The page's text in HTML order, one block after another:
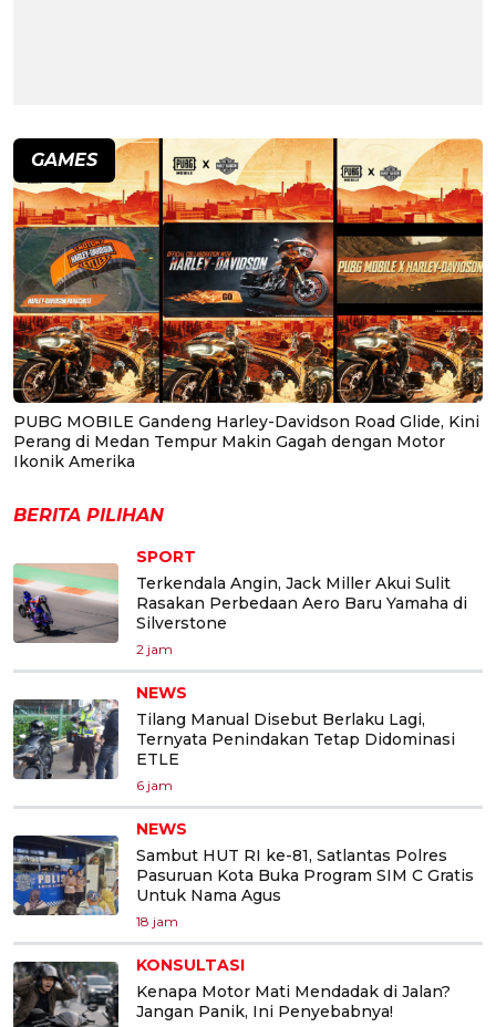
GAMES
PUBG MOBILE Gandeng Harley-Davidson Road Glide, Kini
Perang di Medan Tempur Makin Gagah dengan Motor
Ikonik Amerika
BERITA PILIHAN
SPORT
Terkendala Angin, Jack Miller Akui Sulit
Rasakan Perbedaan Aero Baru Yamaha di
Silverstone
2 jam
NEWS
Tilang Manual Disebut Berlaku Lagi,
Ternyata Penindakan Tetap Didominasi
ETLE
6 jam
NEWS
Sambut HUT RI ke-81, Satlantas Polres
Pasuruan Kota Buka Program SIM C Gratis
Untuk Nama Agus
18 jam
KONSULTASI
Kenapa Motor Mati Mendadak di Jalan?
Jangan Panik, Ini Penyebabnya!